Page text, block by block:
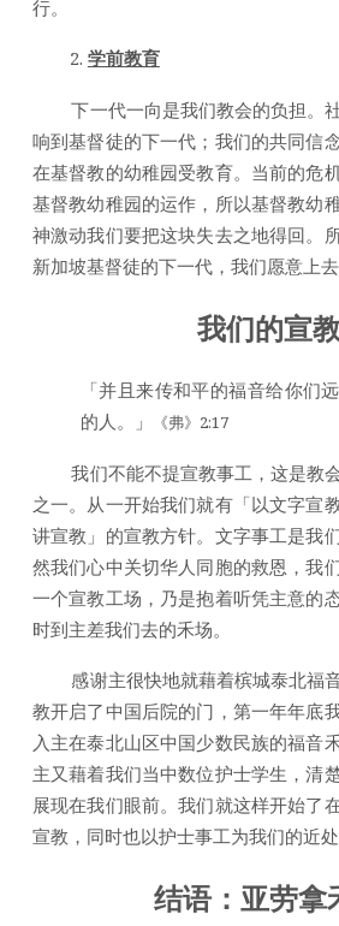
行。
学前教育
下一代一向是我们教会的负担。
响到基督徒的下一代；我们的共同信
在基督教的幼稚园受教育。当前的危
基督教幼稚园的运作，所以基督教幼
神激动我们要把这块失去之地得回。
新加坡基督徒的下一代，我们愿意上去
我们的宣
「并且来传和平的福音给你们
的人。」
《弗》2:17
我们不能不提宣教事工，这是教
之一。从一开始我们就有「以文字宣
讲宣教」的宣教方针。文字事工是我
然我们心中关切华人同胞的救恩，我
一个宣教工场，乃是抱着听凭主意的
时到主差我们去的禾场。
感谢主很快地就藉着槟城泰北福
教开启了中国后院的门，第一年年底
入主在泰北山区中国少数民族的福音
主又藉着我们当中数位护士学生，清
展现在我们眼前。我们就这样开始了
宣教，同时也以护士事工为我们的近处
结语：亚劳拿